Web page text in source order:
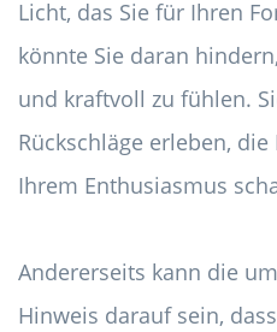
Licht, das Sie für Ihren
könnte Sie daran
und kraftvoll zu fühlen.
Rückschläge erleben,
Ihrem Enthusiasmus
Andererseits kann die
Hinweis darauf sein,